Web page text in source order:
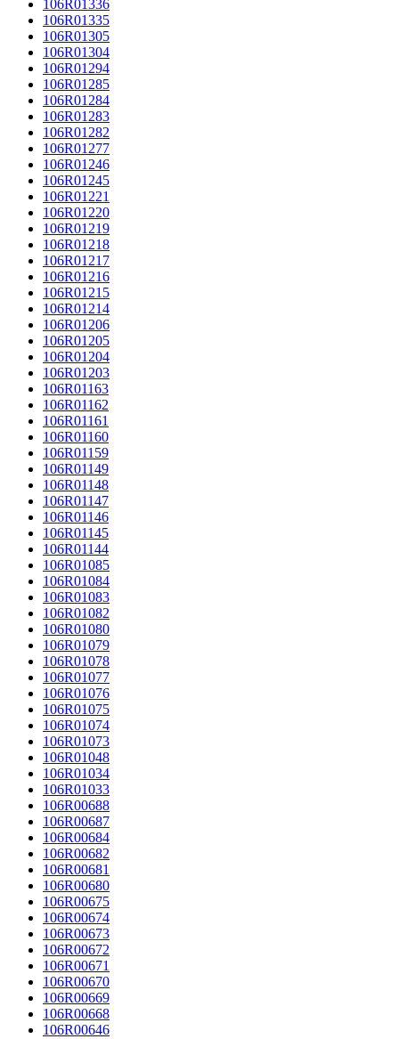
106R01336
106R01335
106R01305
106R01304
106R01294
106R01285
106R01284
106R01283
106R01282
106R01277
106R01246
106R01245
106R01221
106R01220
106R01219
106R01218
106R01217
106R01216
106R01215
106R01214
106R01206
106R01205
106R01204
106R01203
106R01163
106R01162
106R01161
106R01160
106R01159
106R01149
106R01148
106R01147
106R01146
106R01145
106R01144
106R01085
106R01084
106R01083
106R01082
106R01080
106R01079
106R01078
106R01077
106R01076
106R01075
106R01074
106R01073
106R01048
106R01034
106R01033
106R00688
106R00687
106R00684
106R00682
106R00681
106R00680
106R00675
106R00674
106R00673
106R00672
106R00671
106R00670
106R00669
106R00668
106R00646